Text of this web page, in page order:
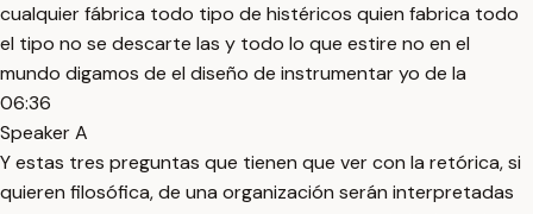
cualquier fábrica todo tipo de histéricos quien fabrica todo
el tipo no se descarte las y todo lo que estire no en el
mundo digamos de el diseño de instrumentar yo de la
06:36
Speaker A
Y estas tres preguntas que tienen que ver con la retórica, si
quieren filosófica, de una organización serán interpretadas